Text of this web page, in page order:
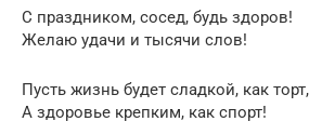
С праздником, сосед, будь здоров!
Желаю удачи и тысячи слов!
Пусть жизнь будет сладкой, как торт,
А здоровье крепким, как спорт!